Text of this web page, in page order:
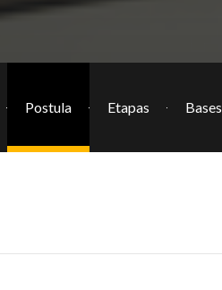
Postula Etapas Bases